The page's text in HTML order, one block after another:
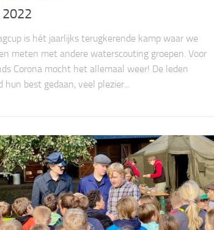
2022
is hét jaarlijks terugkerende kamp waar we
meten met andere waterscouting groepen. Voor
Corona mocht het allemaal weer! De leden
hun best gedaan, veel plezier...